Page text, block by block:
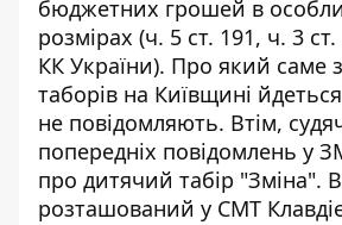
бюджетних грошей в
розмірах (ч. 5 ст. 191, ч. 3
КК України). Про який саме
таборів на Київщині
не повідомляють. Втім,
попередніх повідомлень у
про дитячий табір "Зміна".
розташований у СМТ